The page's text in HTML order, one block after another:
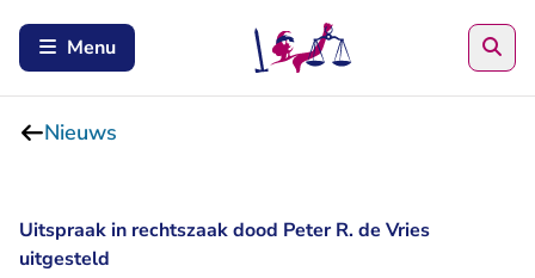
Menu
Nieuws
Uitspraak in rechtszaak dood Peter R. de Vries
uitgesteld